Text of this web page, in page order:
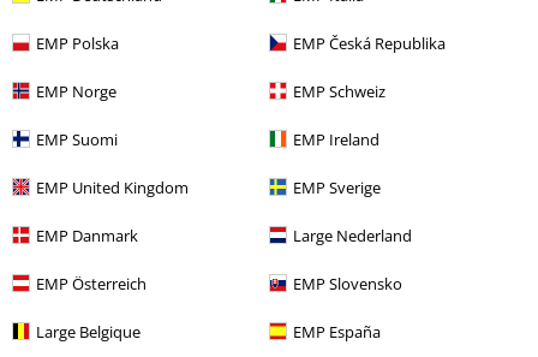
EMP Polska EMP Česká Republika
EMP Norge EMP Schweiz
EMP Suomi EMP Ireland
EMP United Kingdom EMP Sverige
EMP Danmark Large Nederland
EMP Österreich EMP Slovensko
Large Belgique EMP España
€ 26,99
Meer categorieën. Meer opties.